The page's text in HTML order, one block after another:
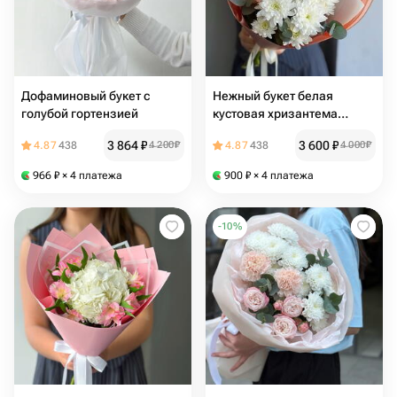
Дофаминовый букет с
голубой гортензией
4.87438 3 864₽4 200₽
966 ₽ × 4 платежа
Нежный букет белая
кустовая хризантема
нежный букет
4.87438 3 600₽4 000₽
900 ₽ × 4 платежа
-10%